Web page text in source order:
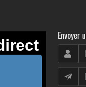
Envoyer